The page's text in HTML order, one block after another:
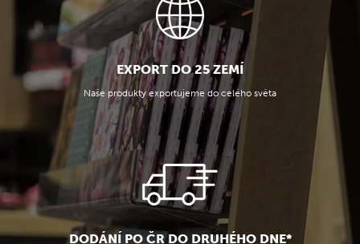
EXPORT DO 25 ZEMÍ
Naše produkty exportujeme do celého světa
DODÁNÍ PO ČR DO DRUHÉHO DNE*